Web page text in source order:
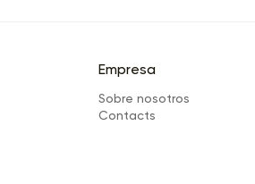
Empresa
Sobre nosotros
Сontacts